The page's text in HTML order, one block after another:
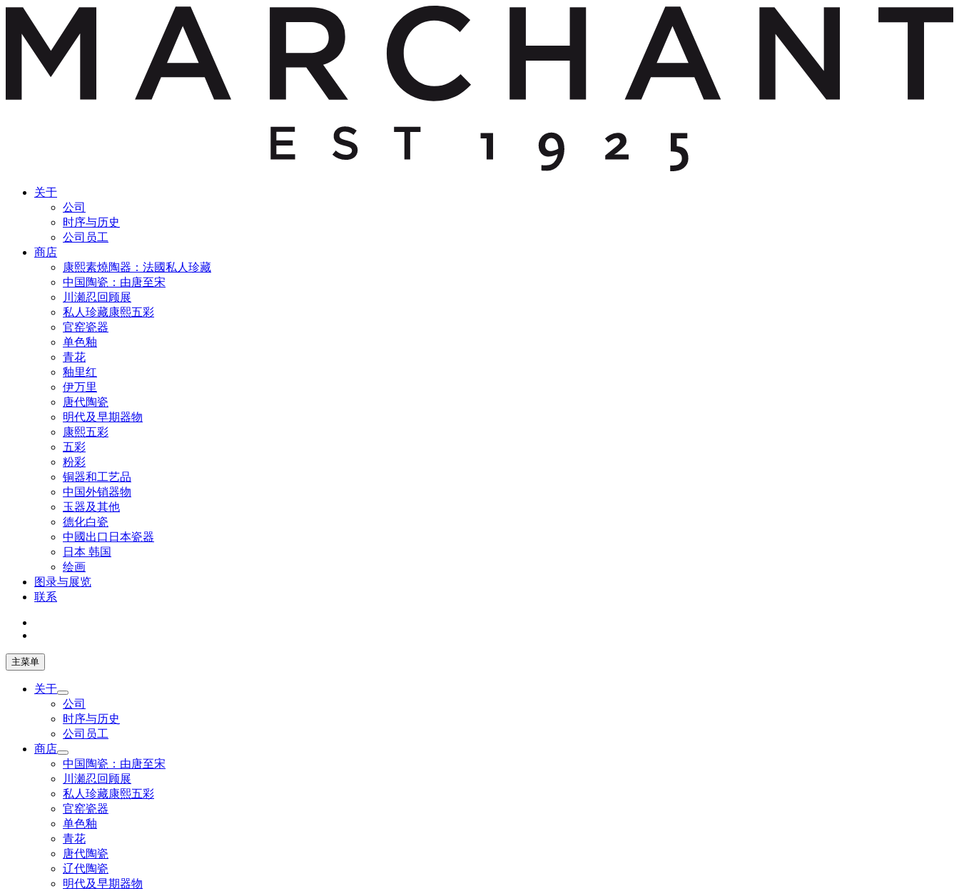
关于
公司
时序与历史
公司员工
商店
康熙素燒陶器：法國私人珍藏
中国陶瓷：由唐至宋
川瀬忍回顾展
私人珍藏康熙五彩
官窑瓷器
单色釉
青花
釉里红
伊万里
唐代陶瓷
明代及早期器物
康熙五彩
五彩
粉彩
铜器和工艺品
中国外销器物
玉器及其他
德化白瓷
中國出口日本瓷器
日本 韩国
绘画
图录与展览
联系
主菜单
关于
公司
时序与历史
公司员工
商店
中国陶瓷：由唐至宋
川瀬忍回顾展
私人珍藏康熙五彩
官窑瓷器
单色釉
青花
唐代陶瓷
辽代陶瓷
明代及早期器物